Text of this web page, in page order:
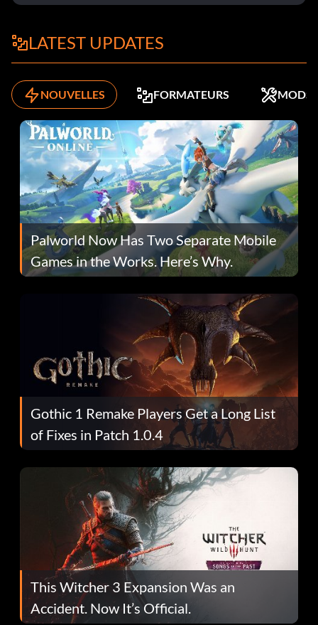
LATEST UPDATES
NOUVELLES FORMATEURS MODS
Palworld Now Has Two Separate Mobile
Games in the Works. Here’s Why.
Gothic 1 Remake Players Get a Long List
of Fixes in Patch 1.0.4
This Witcher 3 Expansion Was an
Accident. Now It’s Official.